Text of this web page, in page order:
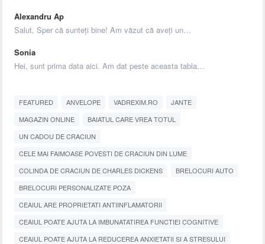
Alexandru Ap
Salut, Sper că sunteți bine! Am văzut că aveți un…
Sonia
Hei, sunt prima data aici. Am dat peste aceasta tabla…
FEATURED ANVELOPE VADREXIM.RO
JANTE
MAGAZIN ONLINE
BAIATUL CARE VREA TOTUL
UN CADOU DE CRACIUN
CELE MAI FAIMOASE POVESTI DE CRACIUN DIN LUME
COLINDA DE CRACIUN DE CHARLES DICKENS
BRELOCURI AUTO
BRELOCURI PERSONALIZATE POZA
CEAIUL ARE PROPRIETATI ANTIINFLAMATORII
CEAIUL POATE AJUTA LA IMBUNATATIREA FUNCTIEI COGNITIVE
CEAIUL POATE AJUTA LA REDUCEREA ANXIETATII SI A STRESULUI